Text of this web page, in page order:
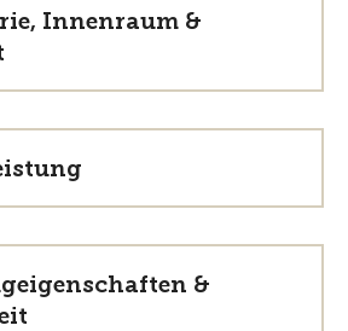
Innenraum &
&